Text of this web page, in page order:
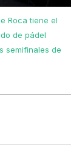
Roca tiene el
de pádel
semifinales de